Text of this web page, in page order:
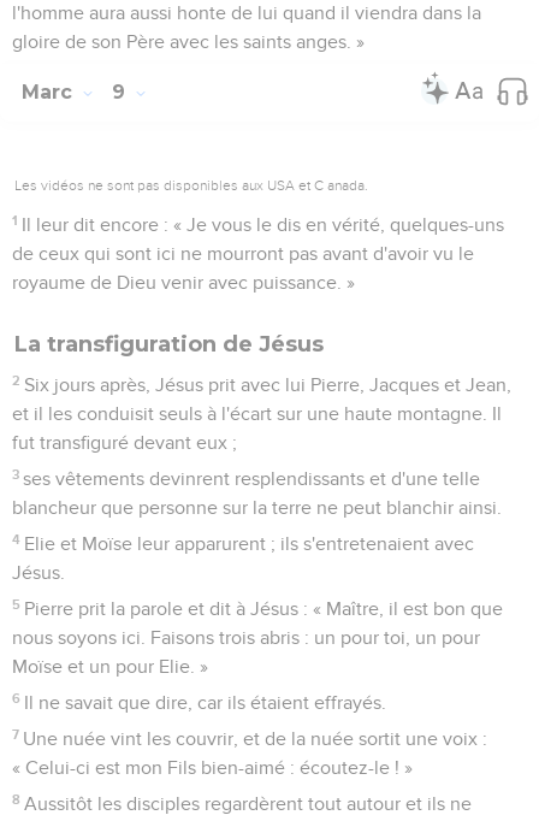
l'homme aura aussi honte de lui quand il viendra dans la
gloire de son Père avec les saints anges. »
Marc 9
Les vidéos ne sont pas disponibles aux USA et C anada.
1 Il leur dit encore : « Je vous le dis en vérité, quelques-uns
de ceux qui sont ici ne mourront pas avant d'avoir vu le
royaume de Dieu venir avec puissance. »
La transfiguration de Jésus
2 Six jours après, Jésus prit avec lui Pierre, Jacques et Jean,
et il les conduisit seuls à l'écart sur une haute montagne. Il
fut transfiguré devant eux ;
3 ses vêtements devinrent resplendissants et d'une telle
blancheur que personne sur la terre ne peut blanchir ainsi.
4 Elie et Moïse leur apparurent ; ils s'entretenaient avec
Jésus.
5 Pierre prit la parole et dit à Jésus : « Maître, il est bon que
nous soyons ici. Faisons trois abris : un pour toi, un pour
Moïse et un pour Elie. »
6 Il ne savait que dire, car ils étaient effrayés.
7 Une nuée vint les couvrir, et de la nuée sortit une voix :
« Celui-ci est mon Fils bien-aimé : écoutez-le ! »
8 Aussitôt les disciples regardèrent tout autour et ils ne